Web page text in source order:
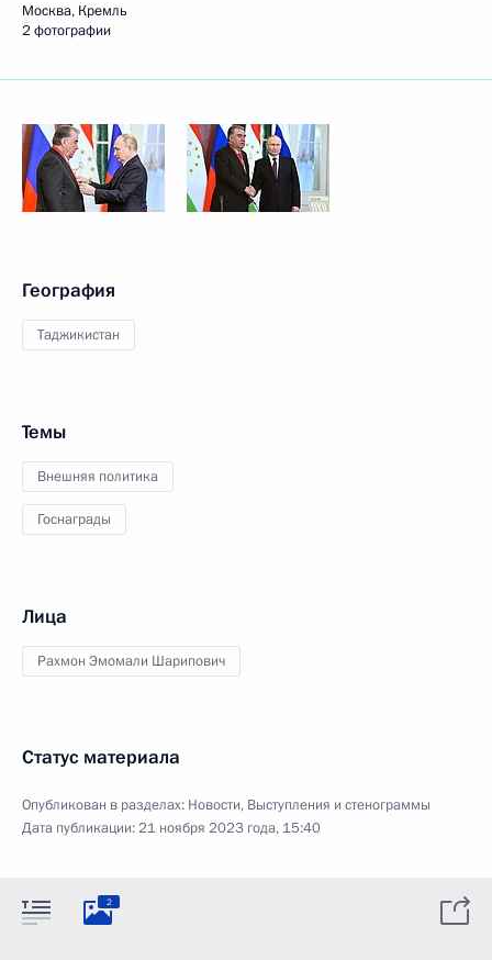
Москва, Кремль
2 фотографии
География
Таджикистан
Темы
Внешняя политика
Госнаграды
Лица
Рахмон Эмомали Шарипович
Статус материала
Опубликован в разделах: Новости, Выступления и стенограммы
Дата публикации:21 ноября 2023 года, 15:40
2